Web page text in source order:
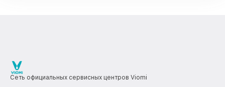
Сеть официальных сервисных центров Viomi